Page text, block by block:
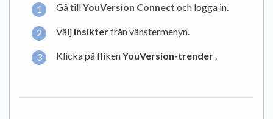
Gå tillYouVersion Connect och logga in.
Välj Insikterfrån vänstermenyn.
Klicka på flikenYouVersion-trender